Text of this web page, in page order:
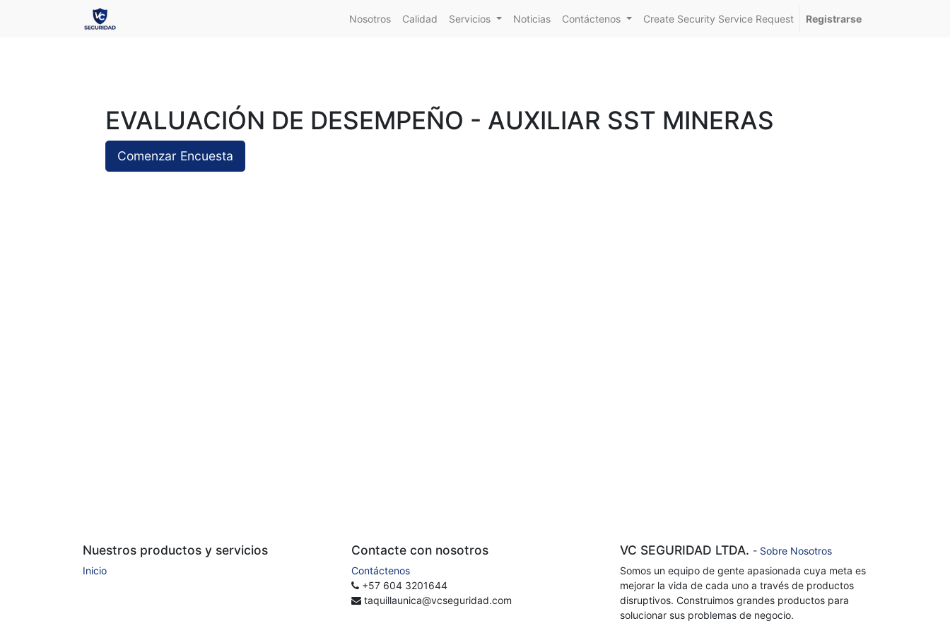
Nosotros Calidad Servicios Noticias Contáctenos Create Security Service Request Registrarse
EVALUACIÓN DE DESEMPEÑO - AUXILIAR SST MINERAS
Comenzar Encuesta
Nuestros productos y servicios
Inicio
Contacte con nosotros
Contáctenos
+57 604 3201644
taquillaunica@vcseguridad.com
VC SEGURIDAD LTDA. - Sobre Nosotros
Somos un equipo de gente apasionada cuya meta es
mejorar la vida de cada uno a través de productos
disruptivos. Construimos grandes productos para
solucionar sus problemas de negocio.